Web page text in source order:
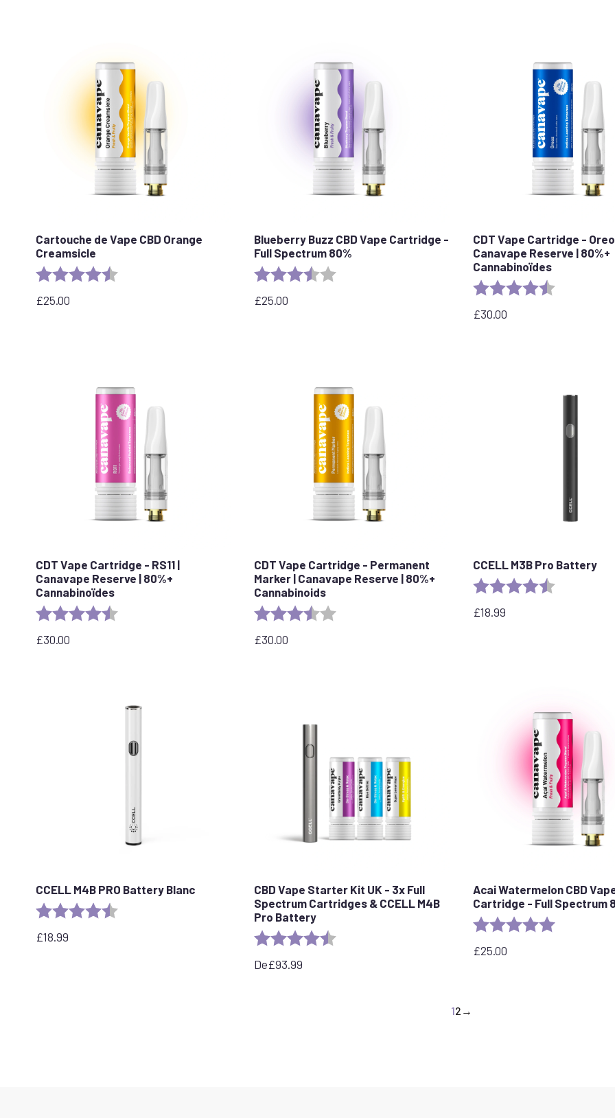
Cartouche de Vape CBD Orange
Creamsicle
Rating:
£25.00
Blueberry Buzz CBD Vape Cartridge -
Full Spectrum 80%
Rating:
£25.00
CDT Vape Cartridge -
Canavape Reserve | 80%+
Cannabinoïdes
Rating: 4.4 out of 5
£30.00
CDT Vape Cartridge - RS11 |
Canavape Reserve | 80%+
Cannabinoïdes
Rating:
£30.00
CDT Vape Cartridge - Permanent
Marker | Canavape Reserve | 80%+
Cannabinoids
Rating:
£30.00
CCELL M3B Pro Battery
Rating: 4.8 out of 5
£18.99
CCELL M4B PRO Battery Blanc
Rating:
£18.99
CBD Vape Starter Kit UK - 3x Full
Spectrum Cartridges & CCELL M4B
Pro Battery
Rating:
De£93.99
Acai Watermelon CBD
Cartridge - Full Spectrum
Rating: 5.0 out of 5
£25.00
12 →